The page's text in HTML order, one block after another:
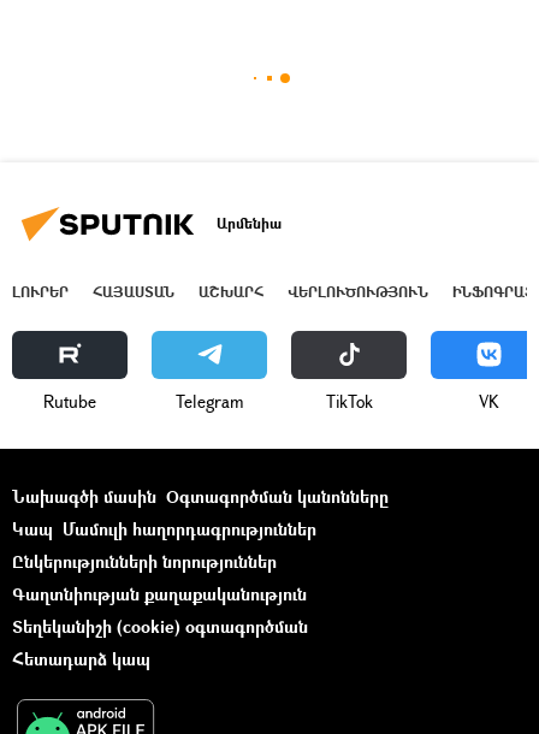
Արմենիա
ԼՈՒՐԵՐ ՀԱՅԱՍՏԱՆ ԱՇԽԱՐՀ ՎԵՐԼՈՒԾՈՒԹՅՈՒՆ
Rutube Telegram ТikТоk VK
Նախագծի մասին Օգտագործման կանոնները
Կապ Մամուլի հաղորդագրություններ
Ընկերությունների նորություններ
Գաղտնիության քաղաքականություն
Տեղեկանիշի (cookie) օգտագործման
Հետադարձ կապ